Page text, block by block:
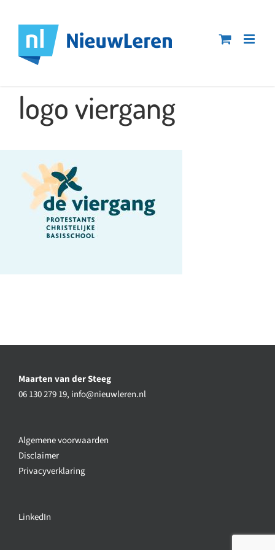
logo viergang
Maarten van der Steeg
06 130 279 19, info@nieuwleren.nl
Algemene voorwaarden
Disclaimer
Privacyverklaring
LinkedIn